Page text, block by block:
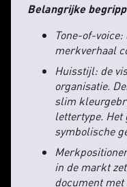
Belangrijke
Tone-of-
merkverhaal
Huisstijl: de
organisatie.
slim
lettertype. Het
symbolische
in de markt
document